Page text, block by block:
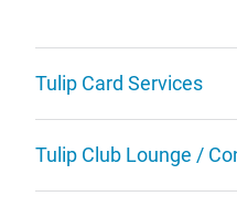
Tulip Card Services
Tulip Club Lounge /